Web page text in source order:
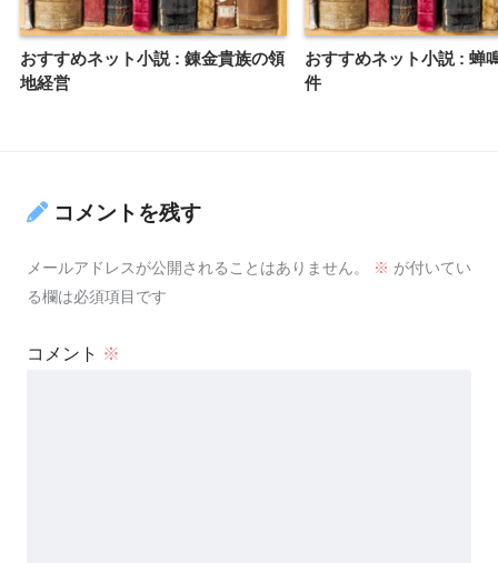
おすすめネット小説 : 錬金貴族の領
地経営
おすすめネット小説 : 蝉
件
コメントを残す
メールアドレスが公開されることはありません。 ※ が付いてい
る欄は必須項目です
コメント ※